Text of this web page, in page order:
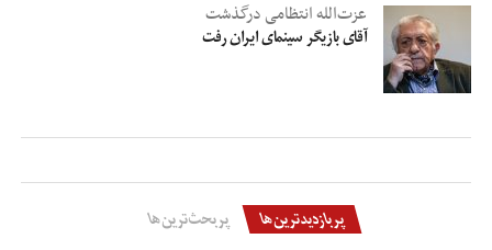
عزت‌الله انتظامی درگذشت
آقای بازیگر سینمای ایران رفت
پربازدیدترین‌ها پربحث‌ترین‌ها